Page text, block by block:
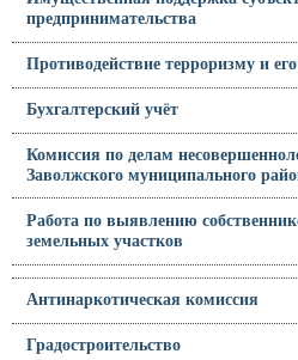
предпринимательства
Противодействие терроризму и
Бухгалтерский учёт
Комиссия по делам
Заволжского муниципального
Работа по выявлению
земельных участков
Антинаркотическая комиссия
Градостроительство